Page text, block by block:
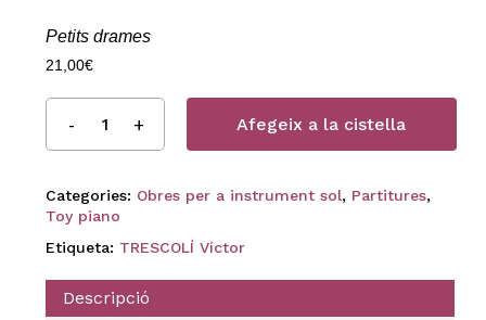
Petits drames
21,00€
Afegeix a la cistella
Categories: Obres per a instrument sol, Partitures,
Toy piano
Etiqueta: TRESCOLÍ Víctor
Descripció